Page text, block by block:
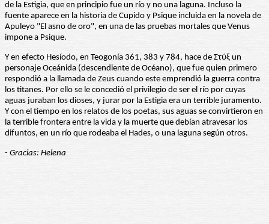
de la Estigia, que en principio fue un río y no una laguna. Incluso la
fuente aparece en la historia de Cupido y Psique incluida en la novela de
Apuleyo "El asno de oro", en una de las pruebas mortales que Venus
impone a Psique.
Y en efecto Hesíodo, en Teogonía 361, 383 y 784, hace de Στύξ un
personaje Oceánida (descendiente de Océano), que fue quien primero
respondió a la llamada de Zeus cuando este emprendió la guerra contra
los titanes. Por ello se le concedió el privilegio de ser el río por cuyas
aguas juraban los dioses, y jurar por la Estigia era un terrible juramento.
Y con el tiempo en los relatos de los poetas, sus aguas se convirtieron en
la terrible frontera entre la vida y la muerte que debían atravesar los
difuntos, en un río que rodeaba el Hades, o una laguna según otros.
- Gracias: Helena